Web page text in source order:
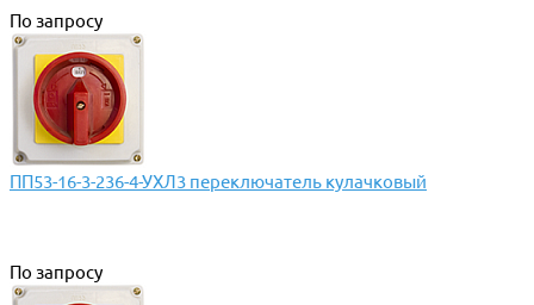
По запросу
ПП53-16-3-236-4-УХЛ3 переключатель кулачковый
По запросу